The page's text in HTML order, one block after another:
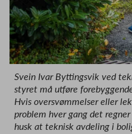
Svein Ivar Byttingsvik ved
styret må utføre
Hvis oversvømmelser eller
problem hver gang det
husk at teknisk avdeling i